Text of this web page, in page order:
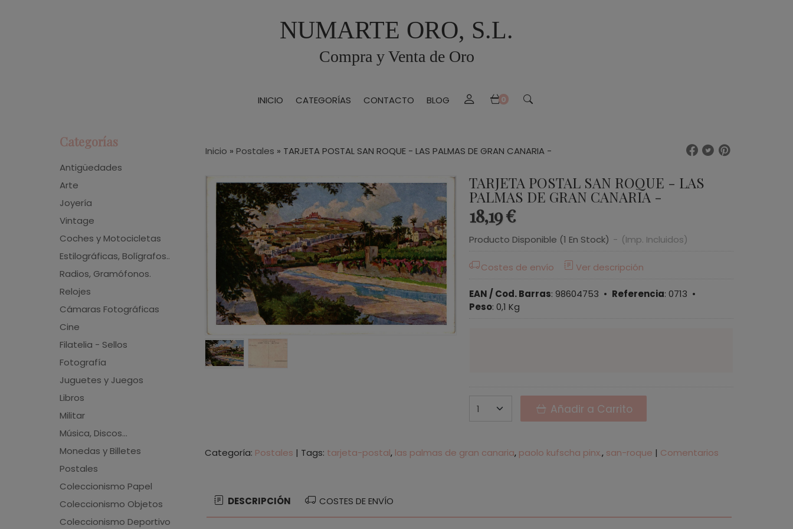
NUMARTE ORO, S.L.
Compra y Venta de Oro
INICIO CATEGORÍAS CONTACTO BLOG 0
Categorías
Antigüedades
Arte
Joyería
Vintage
Coches y Motocicletas
Estilográficas, Bolígrafos..
Radios, Gramófonos.
Relojes
Cámaras Fotográficas
Cine
Filatelia - Sellos
Fotografía
Juguetes y Juegos
Libros
Militar
Música, Discos...
Monedas y Billetes
Postales
Coleccionismo Papel
Coleccionismo Objetos
Coleccionismo Deportivo
Inicio » Postales » TARJETA POSTAL SAN ROQUE - LAS PALMAS DE GRAN CANARIA -
TARJETA POSTAL SAN ROQUE - LAS
PALMAS DE GRAN CANARIA -
18,19 €
Producto Disponible (1 En Stock) - (Imp. Incluidos)
Costes de envío Ver descripción
EAN / Cod. Barras: 98604753 • Referencia: 0713 •
Peso: 0,1 Kg
Añadir a Carrito
Categoría: Postales | Tags: tarjeta-postal las palmas de gran canaria paolo kufscha pinx. san-roque | Comentarios
DESCRIPCIÓN COSTES DE ENVÍO